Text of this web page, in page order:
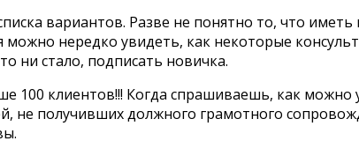
вариантов. Разве не понятно то, что иметь
нередко увидеть, как некоторые
ни стало, подписать новичка.
100 клиентов!!! Когда спрашиваешь, как можно
не получивших должного грамотного